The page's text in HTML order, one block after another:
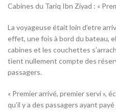
Cabines du Tariq Ibn Ziyad : «
La voyageuse était loin d’etre
effet, une fois à bord du bateau,
cabines et les couchettes
tient nullement compte des
passagers.
« Premier arrivé, premier servi »,
qu’il y a des passagers ayant